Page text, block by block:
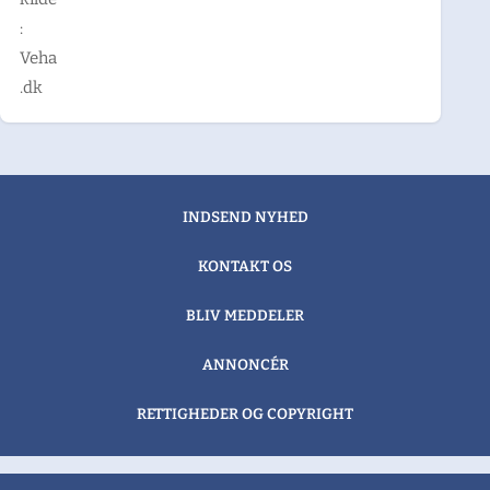
:
Veha
.dk
INDSEND NYHED
KONTAKT OS
BLIV MEDDELER
ANNONCÉR
RETTIGHEDER OG COPYRIGHT